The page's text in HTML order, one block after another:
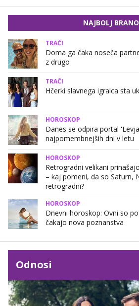
NAJBOLJ BRANO
TRAČI
Doma ga čaka noseča
z drugo
TRAČI
Hčerki slavnega igralca sta
HOROSKOP
Danes se odpira portal
najpomembnejših dni v letu
HOROSKOP
Retrogradni velikani
– kaj pomeni, da so Saturn,
retrogradni?
HOROSKOP
Dnevni horoskop: Ovni so
čakajo nova poznanstva
Odnosi